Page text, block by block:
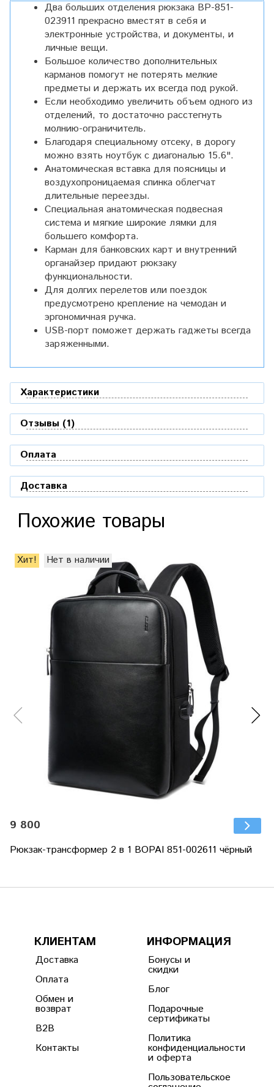
Два больших отделения рюкзака BP-851-
023911 прекрасно вместят в себя и
электронные устройства, и документы, и
личные вещи.
Большое количество дополнительных
карманов помогут не потерять мелкие
предметы и держать их всегда под рукой.
Если необходимо увеличить объем одного из
отделений, то достаточно расстегнуть
молнию-ограничитель.
Благодаря специальному отсеку, в дорогу
можно взять ноутбук с диагональю 15.6".
Анатомическая вставка для поясницы и
воздухопроницаемая спинка облегчат
длительные переезды.
Специальная анатомическая подвесная
система и мягкие широкие лямки для
большего комфорта.
Карман для банковских карт и внутренний
органайзер придают рюкзаку
функциональности.
Для долгих перелетов или поездок
предусмотрено крепление на чемодан и
эргономичная ручка.
USB-порт поможет держать гаджеты всегда
заряженными.
Характеристики
Отзывы (1)
Оплата
Доставка
Похожие товары
Хит! Нет в наличии
9 800
Рюкзак-трансформер 2 в 1 BOPAI 851-002611 чёрный
КЛИЕНТАМ
Доставка
Оплата
Обмен и
возврат
B2B
Контакты
ИНФОРМАЦИЯ
Бонусы и
скидки
Блог
Подарочные
сертификаты
Политика
конфиденциальности
и оферта
Пользовательское